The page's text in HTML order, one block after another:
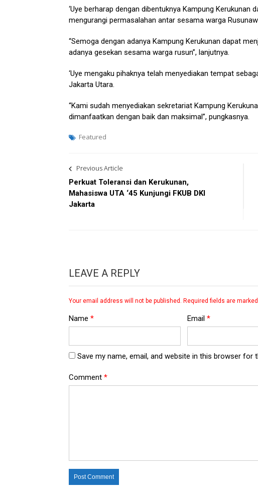
‘Uye berharap dengan dibentuknya Kampung
mengurangi permasalahan antar sesama warga
“Semoga dengan adanya Kampung Kerukunan dapat
adanya gesekan sesama warga rusun”, lanjutnya.
‘Uye mengaku pihaknya telah menyediakan tempat
Jakarta Utara.
“Kami sudah menyediakan sekretariat Kampung
dimanfaatkan dengan baik dan maksimal”, pungkasnya.
Featured
Post
navigation
Previous Article
Perkuat Toleransi dan Kerukunan,
Mahasiswa UTA ‘45 Kunjungi FKUB DKI
Jakarta
LEAVE A REPLY
Your email address will not be published. Required fields are marked
Name * Email *
Save my name, email, and website in this browser for
Comment *